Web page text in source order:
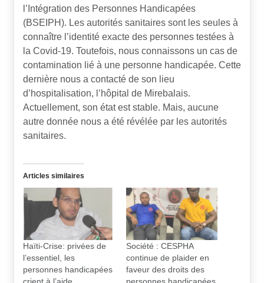
l’Intégration des Personnes Handicapées
(BSEIPH). Les autorités sanitaires sont les seules à
connaître l’identité exacte des personnes testées à
la Covid-19. Toutefois, nous connaissons un cas de
contamination lié à une personne handicapée. Cette
dernière nous a contacté de son lieu
d’hospitalisation, l’hôpital de Mirebalais.
Actuellement, son état est stable. Mais, aucune
autre donnée nous a été révélée par les autorités
sanitaires.
Articles similaires
Haïti-Crise: privées de
l’essentiel, les
personnes handicapées
crient à l’aide
Société : CESPHA
continue de plaider en
faveur des droits des
personnes handicapées